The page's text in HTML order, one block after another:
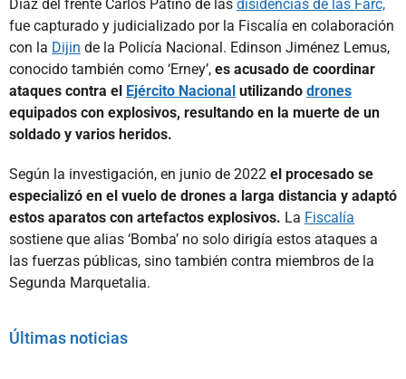
Díaz del frente Carlos Patiño de las disidencias de las Farc,
fue capturado y judicializado por la Fiscalía en colaboración
con la Dijin de la Policía Nacional. Edinson Jiménez Lemus,
conocido también como ‘Erney’, es acusado de coordinar
ataques contra el Ejército Nacional utilizando drones
equipados con explosivos, resultando en la muerte de un
soldado y varios heridos.
Según la investigación, en junio de 2022 el procesado se
especializó en el vuelo de drones a larga distancia y adaptó
estos aparatos con artefactos explosivos. La Fiscalía
sostiene que alias ‘Bomba’ no solo dirigía estos ataques a
las fuerzas públicas, sino también contra miembros de la
Segunda Marquetalia.
Últimas noticias